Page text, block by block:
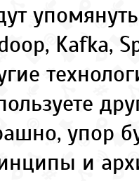
Kafka,
упор
и